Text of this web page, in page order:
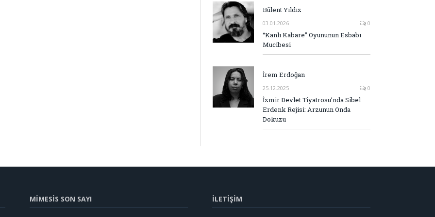
Bülent Yıldız
03.01.2026 0
“Kanlı Kabare” Oyununun Esbabı
Mucibesi
İrem Erdoğan
25.12.2025 0
İzmir Devlet Tiyatrosu’nda Sibel
Erdenk Rejisi: Arzunun Onda
Dokuzu
MİMESİS SON SAYI İLETİŞİM